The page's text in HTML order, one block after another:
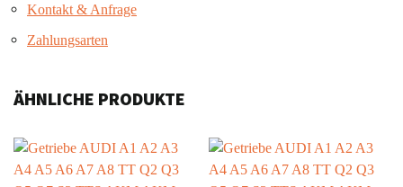
Kontakt & Anfrage
Zahlungsarten
ÄHNLICHE PRODUKTE